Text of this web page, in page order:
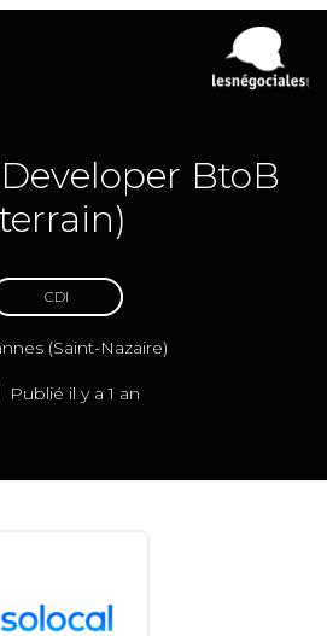
BtoB
CDI
(Saint-Nazaire)
Publié il y a 1 an